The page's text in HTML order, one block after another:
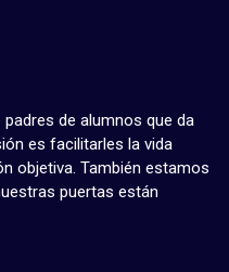
de alumnos que da
es facilitarles la vida
objetiva. También estamos
puertas están